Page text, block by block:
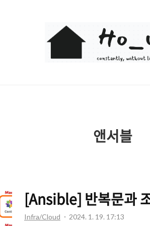
앤서블
[Ansible] 반복문과
Infra/Cloud 2024. 1. 19. 17:13